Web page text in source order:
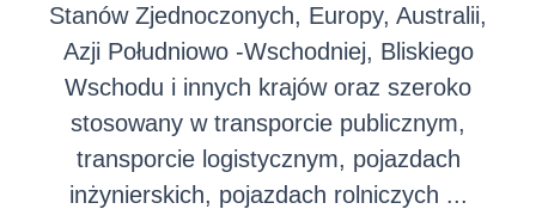
Stanów Zjednoczonych, Europy, Australii,
Azji Południowo -Wschodniej, Bliskiego
Wschodu i innych krajów oraz szeroko
stosowany w transporcie publicznym,
transporcie logistycznym, pojazdach
inżynierskich, pojazdach rolniczych ...